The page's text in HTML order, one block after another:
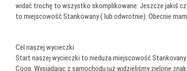
widać trochę to wszystko skomplikowane. Jeszcze jakiś
to miejscowość Stankowany ( lub odwrotnie). Obecnie
Cel naszej wycieczki
Start naszej wycieczki to nieduża miejscowość
Coop. Wysiadając z samochodu już widzieliśmy zielone